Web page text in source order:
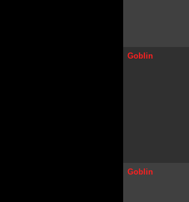
Goblin
Goblin